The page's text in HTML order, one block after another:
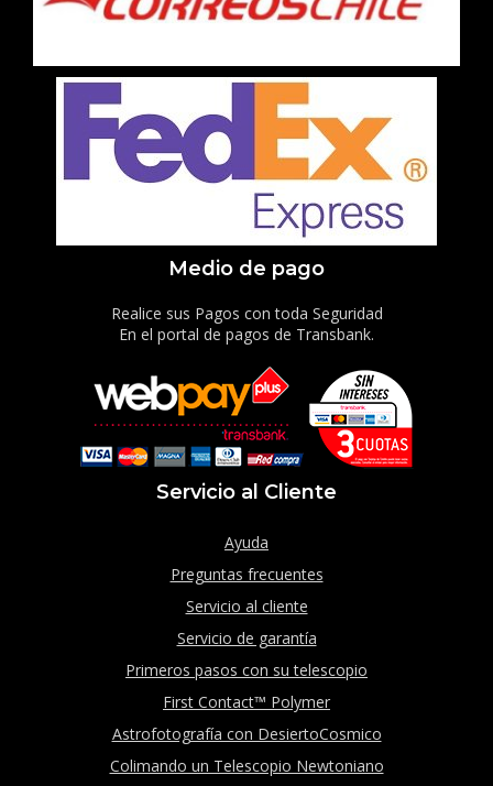
Medio de pago
Realice sus Pagos con toda Seguridad
En el portal de pagos de Transbank.
Servicio al Cliente
Ayuda
Preguntas frecuentes
Servicio al cliente
Servicio de garantía
Primeros pasos con su telescopio
First Contact™ Polymer
Astrofotografía con DesiertoCosmico
Colimando un Telescopio Newtoniano